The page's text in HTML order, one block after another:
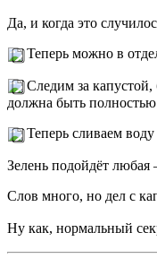
Да, и когда это
Теперь можно в
Следим за капустой,
должна быть
Теперь сливаем
Зелень подойдёт любая
Слов много, но дел с
Ну как, нормальный